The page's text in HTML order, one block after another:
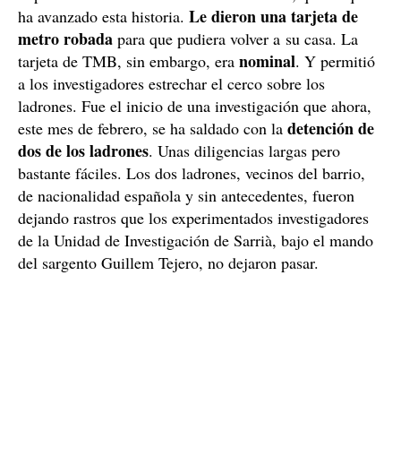
ha avanzado esta historia. Le dieron una tarjeta de
metro robada para que pudiera volver a su casa. La
tarjeta de TMB, sin embargo, era nominal. Y permitió
a los investigadores estrechar el cerco sobre los
ladrones. Fue el inicio de una investigación que ahora,
este mes de febrero, se ha saldado con la detención de
dos de los ladrones. Unas diligencias largas pero
bastante fáciles. Los dos ladrones, vecinos del barrio,
de nacionalidad española y sin antecedentes, fueron
dejando rastros que los experimentados investigadores
de la Unidad de Investigación de Sarrià, bajo el mando
del sargento Guillem Tejero, no dejaron pasar.